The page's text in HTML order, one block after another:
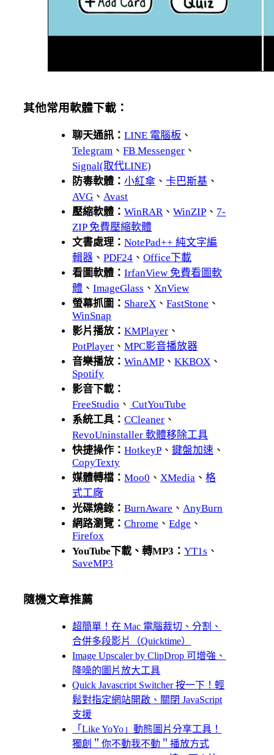
其他常用軟體下載：
聊天通訊：LINE 電腦板 、
Telegram 、FB Messenger 、
Signal(取代LINE)
防毒軟體：小紅傘 、卡巴斯基 、
AVG 、 Avast
壓縮軟體：WinRAR 、WinZIP 、 7-
ZIP 免費壓縮軟體
文書處理：NotePad++ 純文字編
輯器 、PDF24 、Office下載
看圖軟體：IrfanView 免費看圖軟
體 、ImageGlass 、 XnView
螢幕抓圖： ShareX 、FastStone 、
WinSnap
影片播放：KMPlayer 、
PotPlayer 、MPC影音播放器
音樂播放：WinAMP 、KKBOX 、
Spotify
影音下載：
FreeStudio 、 CutYouTube
系統工具：CCleaner 、
RevoUninstaller 軟體移除工具
快捷操作：HotkeyP 、鍵盤加速 、
CopyTexty
媒體轉檔：Moo0 、 XMedia 、格
式工廠
光碟燒錄：BurnAware 、 AnyBurn
網路瀏覽：Chrome 、Edge 、
Firefox
YouTube下載、轉MP3：YT1s 、
SaveMP3
隨機文章推薦
超簡單！在 Mac 電腦裁切、分割、
合併多段影片（Quicktime）
Image Upscaler by ClipDrop 可增強、
降噪的圖片放大工具
Quick Javascript Switcher 按一下！輕
鬆對指定網站開啟、關閉 JavaScript
支援
「Like YoYo」動態圖片分享工具！
獨創＂你不動我不動＂播放方式